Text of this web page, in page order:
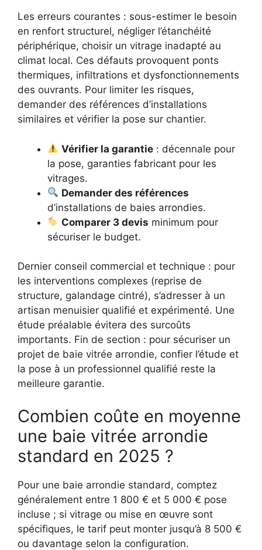
Les erreurs courantes : sous-estimer le besoin
en renfort structurel, négliger l’étanchéité
périphérique, choisir un vitrage inadapté au
climat local. Ces défauts provoquent ponts
thermiques, infiltrations et dysfonctionnements
des ouvrants. Pour limiter les risques,
demander des références d’installations
similaires et vérifier la pose sur chantier.
Vérifier la garantie : décennale pour
la pose, garanties fabricant pour les
vitrages.
Demander des références
d’installations de baies arrondies.
Comparer 3 devis minimum pour
sécuriser le budget.
Dernier conseil commercial et technique : pour
les interventions complexes (reprise de
structure, galandage cintré), s’adresser à un
artisan menuisier qualifié et expérimenté. Une
étude préalable évitera des surcoûts
importants. Fin de section : pour sécuriser un
projet de baie vitrée arrondie, confier l’étude et
la pose à un professionnel qualifié reste la
meilleure garantie.
Combien coûte en moyenne
une baie vitrée arrondie
standard en 2025 ?
Pour une baie arrondie standard, comptez
généralement entre 1 800 € et 5 000 € pose
incluse ; si vitrage ou mise en œuvre sont
spécifiques, le tarif peut monter jusqu’à 8 500 €
ou davantage selon la configuration.